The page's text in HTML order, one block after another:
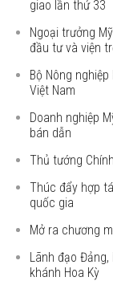
giao lần thứ 33
Ngoại trưởng
đầu tư và viện
Bộ Nông
Việt Nam
Doanh nghiệp
bán dẫn
Thủ tướng
Thúc đẩy hợp
quốc gia
Mở ra chương
Lãnh đạo
khánh Hoa Kỳ